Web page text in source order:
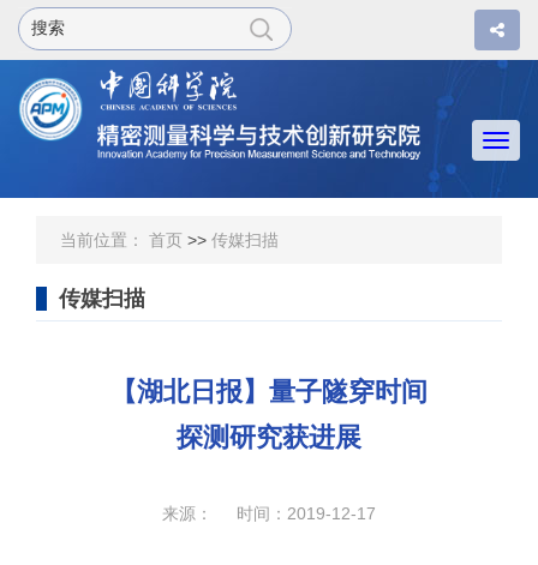
当前位置： 首页 >> 传媒扫描
传媒扫描
【湖北日报】量子隧穿时间
探测研究获进展
来源： 时间：2019-12-17